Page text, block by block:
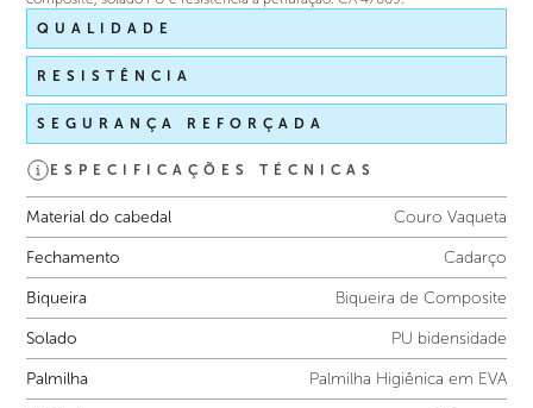
QUALIDADE
RESISTÊNCIA
SEGURANÇA REFORÇADA
ESPECIFICAÇÕES TÉCNICAS
Material do cabedal
Couro Vaqueta
Fechamento
Cadarço
Biqueira
Biqueira de Composite
Solado
PU bidensidade
Palmilha
Palmilha Higiênica em EVA